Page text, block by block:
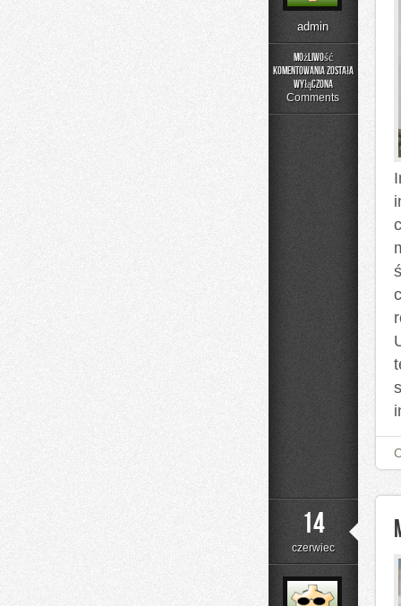
admin
Możliwość
komentowania
Poradniki
Użytkownika
została
wyłączona
Comments
14
czerwiec